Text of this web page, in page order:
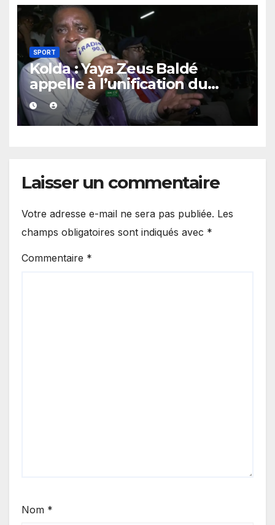
SPORT
Kolda : Yaya Zeus Baldé
appelle à l’unification du
mouvement Navétanes
Laisser un commentaire
Votre adresse e-mail ne sera pas publiée. Les
champs obligatoires sont indiqués avec *
Commentaire *
Nom *